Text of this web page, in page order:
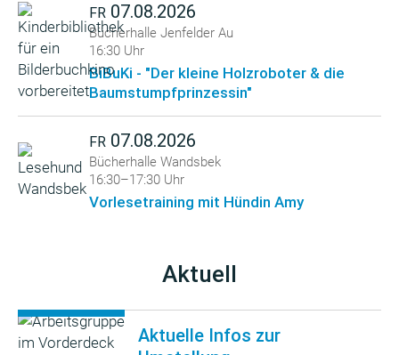
FR 07.08.2026
Bücherhalle Jenfelder Au
16:30 Uhr
BiBuKi - "Der kleine Holzroboter & die
Baumstumpfprinzessin"
FR 07.08.2026
Bücherhalle Wandsbek
16:30–17:30 Uhr
Vorlesetraining mit Hündin Amy
Aktuell
Aktuelle Infos zur